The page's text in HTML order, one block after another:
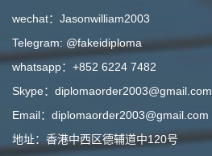
wechat：Jasonwilliam2003
Telegram: @fakeidiploma
whatsapp：+852 6224 7482
Skype：diplomaorder2003@gmail.com
Email：diplomaorder2003@gmail.com
地址：香港中西区德辅道中120号